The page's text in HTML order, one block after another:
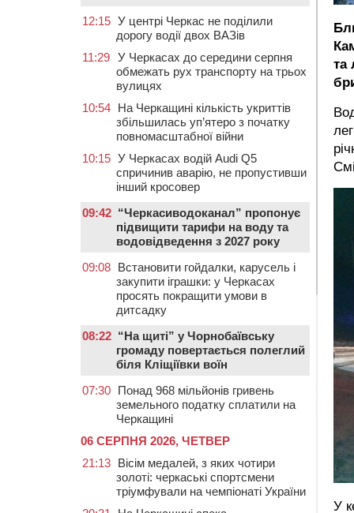
та
У
12:15 У центрі Черкас не поділили
дорогу водії двох ВАЗів
11:29 У Черкасах до середини серпня
обмежать рух транспорту на трьох
вулицях
10:54 На Черкащині кількість укриттів
збільшилась уп’ятеро з початку
повномасштабної війни
10:15 У Черкасах водій Audi Q5
спричинив аварію, не пропустивши
інший кросовер
09:42 “Черкасиводоканал” пропонує
підвищити тарифи на воду та
водовідведення з 2027 року
09:08 Встановити гойдалки, карусель і
закупити іграшки: у Черкасах
просять покращити умови в
дитсадку
08:22 “На щиті” у Чорнобаївську
громаду повертається полеглий
біля Кліщіївки воїн
07:30 Понад 968 мільйонів гривень
земельного податку сплатили на
Черкащині
06 СЕРПНЯ 2026, ЧЕТВЕР
21:13 Вісім медалей, з яких чотири
золоті: черкаські спортсмени
тріумфували на чемпіонаті України